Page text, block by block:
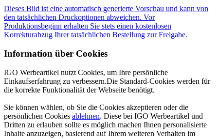
Dieses Bild ist eine automatisch generierte Vorschau und kann von
den tatsächlichen Druckoptionen abweichen. Vor
Produktionsbeginn erhalten Sie stets einen kostenlosen
Korrekturabzug Ihrer tatsächlichen Bestellung zur Freigabe.
Information über Cookies
IGO Werbeartikel nutzt Cookies, um Ihre persönliche
Einkaufserfahrung zu verbessern.Die Standard-Cookies werden für
die korrekte Funktionalität der Webseite benötigt.
Sie können wählen, ob Sie die Cookies akzeptieren oder die
persönlichen Cookies ablehnen. Diese bei IGO Werbeartikel und
Dritten zu erlauben sollte es möglich machen Ihnen personalisierte
Inhalte anzuzeigen, basierend auf Ihrem weiteren Verhalten im